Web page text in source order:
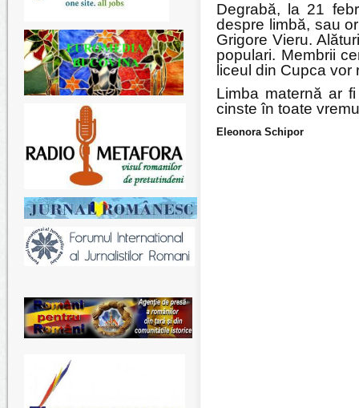
Degrabă, la 21
despre limbă, sau
Grigore Vieru.
populari. Membrii
liceul din Cupca
Limba maternă ar
cinste în toate
Eleonora Schipor